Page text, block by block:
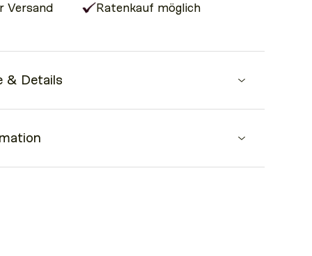
Versand Ratenkauf möglich
& Details
für deine Crossbody Bag
zum einfachen befestigen